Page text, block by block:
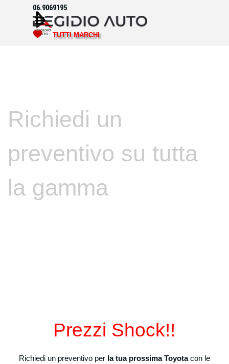
Vai ai contenuti
Salta menù
06.9069195
TUTTI MARCHI
Richiedi un
preventivo su tutta
la gamma
Prezzi Shock!!
Richiedi un preventivo per la tua prossima Toyotacon le